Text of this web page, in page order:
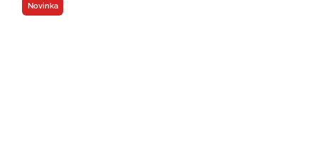
Novinka